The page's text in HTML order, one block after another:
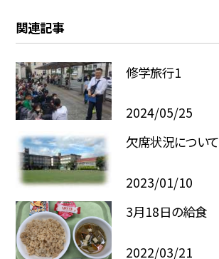
関連記事
修学旅行1
2024/05/25
欠席状況について
2023/01/10
3月18日の給食
2022/03/21